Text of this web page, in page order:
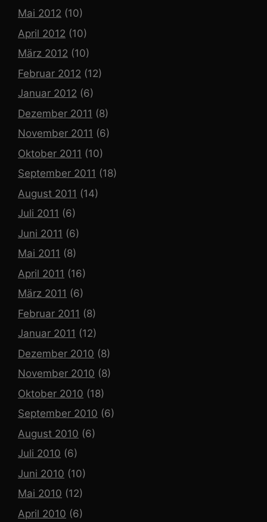
Mai 2012 (10)
April 2012 (10)
März 2012 (10)
Februar 2012 (12)
Januar 2012 (6)
Dezember 2011 (8)
November 2011 (6)
Oktober 2011 (10)
September 2011 (18)
August 2011 (14)
Juli 2011 (6)
Juni 2011 (6)
Mai 2011 (8)
April 2011 (16)
März 2011 (6)
Februar 2011 (8)
Januar 2011 (12)
Dezember 2010 (8)
November 2010 (8)
Oktober 2010 (18)
September 2010 (6)
August 2010 (6)
Juli 2010 (6)
Juni 2010 (10)
Mai 2010 (12)
April 2010 (6)